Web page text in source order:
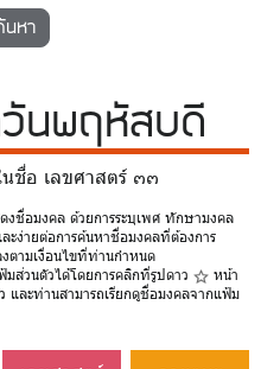
นพฤหัสบดี
ชื่อ เลขศาสตร์ ๓๓
งชื่อมงคล ด้วยการระบุเพศ ทักษามงคล
ะง่ายต่อการค้นหาชื่อมงคลที่ต้องการ
ตามเงื่อนไขที่ท่านกำหนด
ส่วนตัวได้โดยการคลิกที่รูปดาว
หน้า
ละท่านสามารถเรียกดูชื่อมงคลจากแฟ้ม